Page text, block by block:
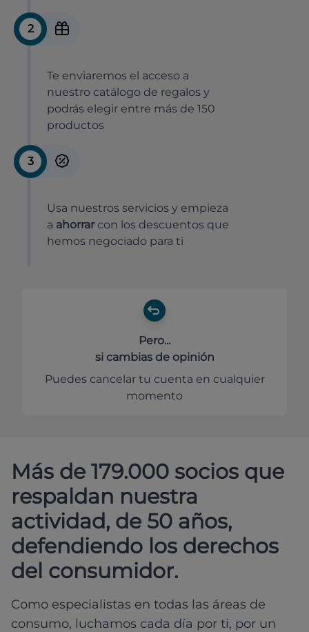
2
Te enviaremos el acceso a
nuestro catálogo de regalos y
podrás elegir entre más de 150
productos
3
Usa nuestros servicios y empieza
a ahorrar con los descuentos que
hemos negociado para ti
Pero...
si cambias de opinión
Puedes cancelar tu cuenta en cualquier
momento
Más de 179.000 socios que
respaldan nuestra
actividad, de 50 años,
defendiendo los derechos
del consumidor.
Como especialistas en todas las áreas de
consumo, luchamos cada día por ti, por un